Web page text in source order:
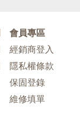
會員專區
經銷商登入
隱私權條款
保固登錄
維修填單